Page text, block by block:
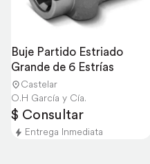
Buje Partido Estriado
Grande de 6 Estrías
Castelar
O.H García y Cía.
$ Consultar
Entrega Inmediata